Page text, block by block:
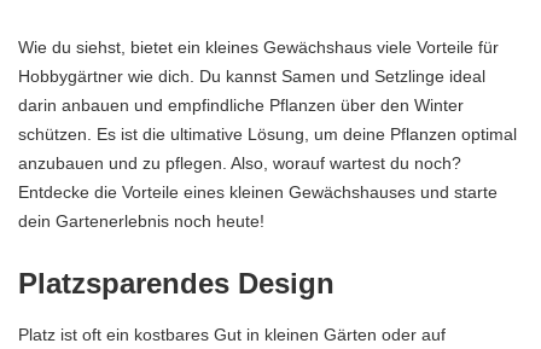
Wie du siehst, bietet ein kleines Gewächshaus viele Vorteile für
Hobbygärtner wie dich. Du kannst Samen und Setzlinge ideal
darin anbauen und empfindliche Pflanzen über den Winter
schützen. Es ist die ultimative Lösung, um deine Pflanzen optimal
anzubauen und zu pflegen. Also, worauf wartest du noch?
Entdecke die Vorteile eines kleinen Gewächshauses und starte
dein Gartenerlebnis noch heute!
Platzsparendes Design
Platz ist oft ein kostbares Gut in kleinen Gärten oder auf